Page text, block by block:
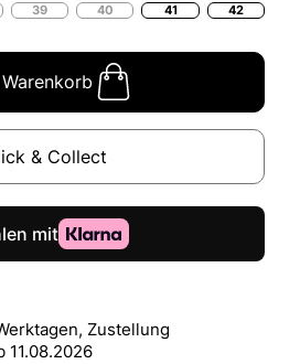
39 40 41 42
& Collect
Zustellung
11.08.2026